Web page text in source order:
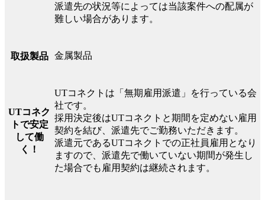
派遣先の状況等によっては当該案件への配属が
難しい場合があります。
取扱製品 金属製品
UTコネク
トで安定
して働
く！
UTコネクトは「無期雇用派遣」を行っている会
社です。
採用決定後はUTコネクトと期間を定めない雇用
契約を結び、派遣先でご勤務いただきます。
派遣元であるUTコネクトでの正社員雇用となり
ますので、派遣先で働いていない期間が発生し
た場合でも雇用契約は継続されます。